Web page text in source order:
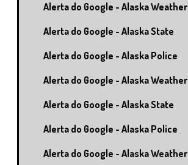
Alerta do Google - Alaska Weather
Alerta do Google - Alaska State
Alerta do Google - Alaska Police
Alerta do Google - Alaska Weather
Alerta do Google - Alaska State
Alerta do Google - Alaska Police
Alerta do Google - Alaska Weather